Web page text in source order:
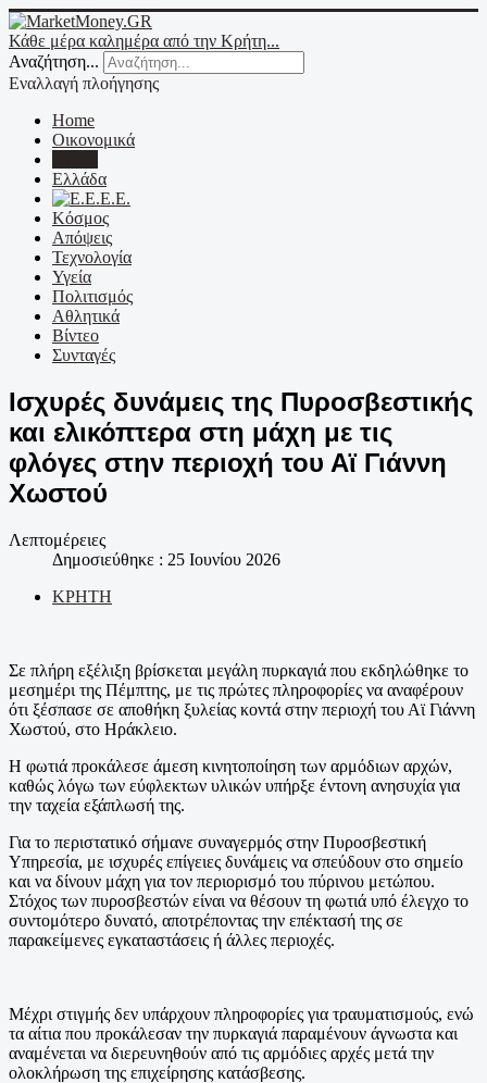
Κάθε μέρα καλημέρα από την Κρήτη...
Αναζήτηση...
Εναλλαγή πλοήγησης
Home
Οικονομικά
Ελλάδα
Ε.Ε.
Κόσμος
Απόψεις
Τεχνολογία
Υγεία
Πολιτισμός
Αθλητικά
Βίντεο
Συνταγές
Ισχυρές δυνάμεις της Πυροσβεστικής
και ελικόπτερα στη μάχη με τις
φλόγες στην περιοχή του Αϊ Γιάννη
Χωστού
Λεπτομέρειες
Δημοσιεύθηκε : 25 Ιουνίου 2026
ΚΡΗΤΗ
Σε πλήρη εξέλιξη βρίσκεται μεγάλη πυρκαγιά που εκδηλώθηκε το
μεσημέρι της Πέμπτης, με τις πρώτες πληροφορίες να αναφέρουν
ότι ξέσπασε σε αποθήκη ξυλείας κοντά στην περιοχή του Αϊ Γιάννη
Χωστού, στο Ηράκλειο.
Η φωτιά προκάλεσε άμεση κινητοποίηση των αρμόδιων αρχών,
καθώς λόγω των εύφλεκτων υλικών υπήρξε έντονη ανησυχία για
την ταχεία εξάπλωσή της.
Για το περιστατικό σήμανε συναγερμός στην Πυροσβεστική
Υπηρεσία, με ισχυρές επίγειες δυνάμεις να σπεύδουν στο σημείο
και να δίνουν μάχη για τον περιορισμό του πύρινου μετώπου.
Στόχος των πυροσβεστών είναι να θέσουν τη φωτιά υπό έλεγχο το
συντομότερο δυνατό, αποτρέποντας την επέκτασή της σε
παρακείμενες εγκαταστάσεις ή άλλες περιοχές.
Μέχρι στιγμής δεν υπάρχουν πληροφορίες για τραυματισμούς, ενώ
τα αίτια που προκάλεσαν την πυρκαγιά παραμένουν άγνωστα και
αναμένεται να διερευνηθούν από τις αρμόδιες αρχές μετά την
ολοκλήρωση της επιχείρησης κατάσβεσης.